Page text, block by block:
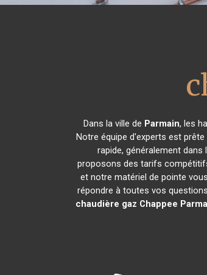
Dans la ville de Parmain, les
Notre équipe d'experts est
rapide, généralement
proposons des tarifs
et notre matériel de pointe
répondre à toutes vos
chaudière gaz Chappee